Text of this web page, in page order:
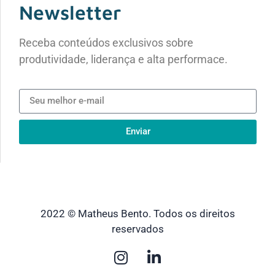
Newsletter
Receba conteúdos exclusivos sobre
produtividade, liderança e alta performace.
Enviar
2022 © Matheus Bento. Todos os direitos
reservados